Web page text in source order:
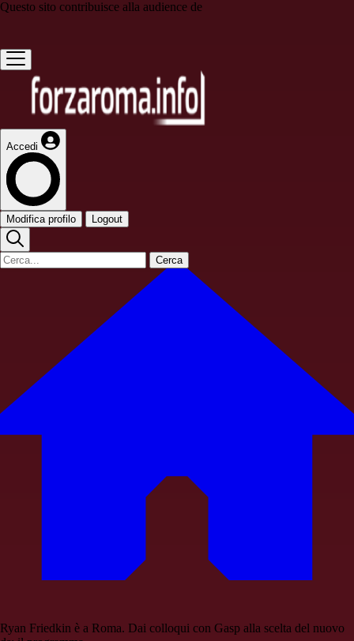
Questo sito contribuisce alla audience de
Accedi
Modifica profilo Logout
Cerca
Ryan Friedkin è a Roma. Dai colloqui con Gasp alla scelta del nuovo